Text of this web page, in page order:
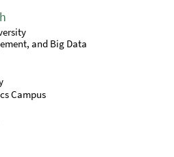
and Big Data
Campus